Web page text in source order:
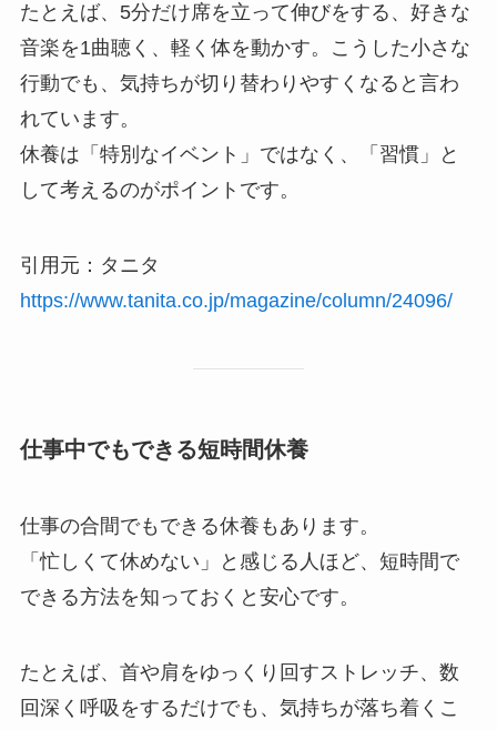
たとえば、5分だけ席を立って伸びをする、好きな
音楽を1曲聴く、軽く体を動かす。こうした小さな
行動でも、気持ちが切り替わりやすくなると言わ
れています。
休養は「特別なイベント」ではなく、「習慣」と
して考えるのがポイントです。
引用元：タニタ
https://www.tanita.co.jp/magazine/column/24096/
仕事中でもできる短時間休養
仕事の合間でもできる休養もあります。
「忙しくて休めない」と感じる人ほど、短時間で
できる方法を知っておくと安心です。
たとえば、首や肩をゆっくり回すストレッチ、数
回深く呼吸をするだけでも、気持ちが落ち着くこ